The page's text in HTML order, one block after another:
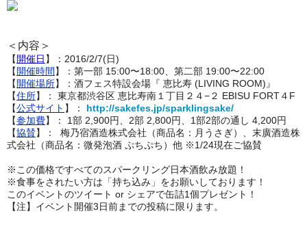
＜内容＞
【開催日 】：2016/2/7(日)
【開催時間 】：第一部 15:00〜18:00、第二部 19:00〜22:00
【開催場所】：酒フェス特設会場『 恵比寿 (LIVING ROOM)』
【住所】： 東京都渋谷区 恵比寿南１丁目２４−２ EBISU FORT４F
【公式サイト 】： http://sakefes.jp/sparklingsake/
【参加費】： 1部 2,900円、2部 2,800円、1部2部の通し 4,200円
【協賛】： 梅乃宿酒造株式会社（商品名：月うさぎ）、末廣酒造株
式会社（商品名：微発泡酒 ぷちぷち）他 ※1/24現在ご協賛
※この価格ですべてのスパークリング日本酒飲み放題！
※食事をされたい方は「持ち込み」をお願いしております！
このイベントのツイート or シェアで缶詰1個プレゼント！
【注】イベント開催3日前までの投稿に限ります。